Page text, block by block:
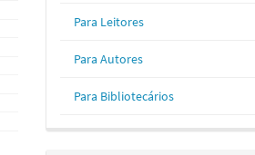
Para Leitores
Para Autores
Para Bibliotecários